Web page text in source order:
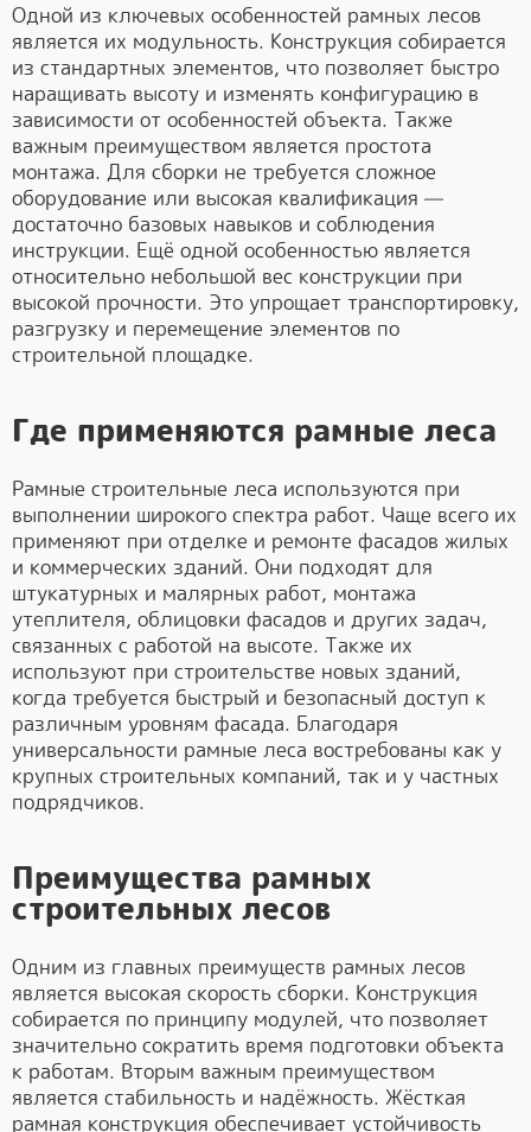
Одной из ключевых особенностей рамных лесов
является их модульность. Конструкция собирается
из стандартных элементов, что позволяет быстро
наращивать высоту и изменять конфигурацию в
зависимости от особенностей объекта. Также
важным преимуществом является простота
монтажа. Для сборки не требуется сложное
оборудование или высокая квалификация —
достаточно базовых навыков и соблюдения
инструкции. Ещё одной особенностью является
относительно небольшой вес конструкции при
высокой прочности. Это упрощает транспортировку,
разгрузку и перемещение элементов по
строительной площадке.
Где применяются рамные леса
Рамные строительные леса используются при
выполнении широкого спектра работ. Чаще всего их
применяют при отделке и ремонте фасадов жилых
и коммерческих зданий. Они подходят для
штукатурных и малярных работ, монтажа
утеплителя, облицовки фасадов и других задач,
связанных с работой на высоте. Также их
используют при строительстве новых зданий,
когда требуется быстрый и безопасный доступ к
различным уровням фасада. Благодаря
универсальности рамные леса востребованы как у
крупных строительных компаний, так и у частных
подрядчиков.
Преимущества рамных
строительных лесов
Одним из главных преимуществ рамных лесов
является высокая скорость сборки. Конструкция
собирается по принципу модулей, что позволяет
значительно сократить время подготовки объекта
к работам. Вторым важным преимуществом
является стабильность и надёжность. Жёсткая
рамная конструкция обеспечивает устойчивость